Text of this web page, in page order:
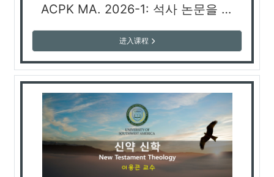
ACPK MA. 2026-1: 석사 논문을 위한 학문적 글쓰기 Academic Writing for Master's Thesis (양대석 교수)
进入课程